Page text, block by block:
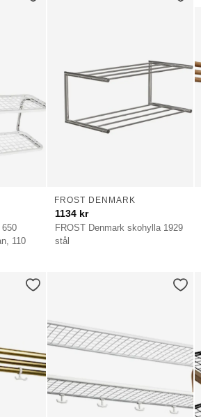
110
FROST Denmark skohylla 1929
stål
FROST DENMARK
1134 kr